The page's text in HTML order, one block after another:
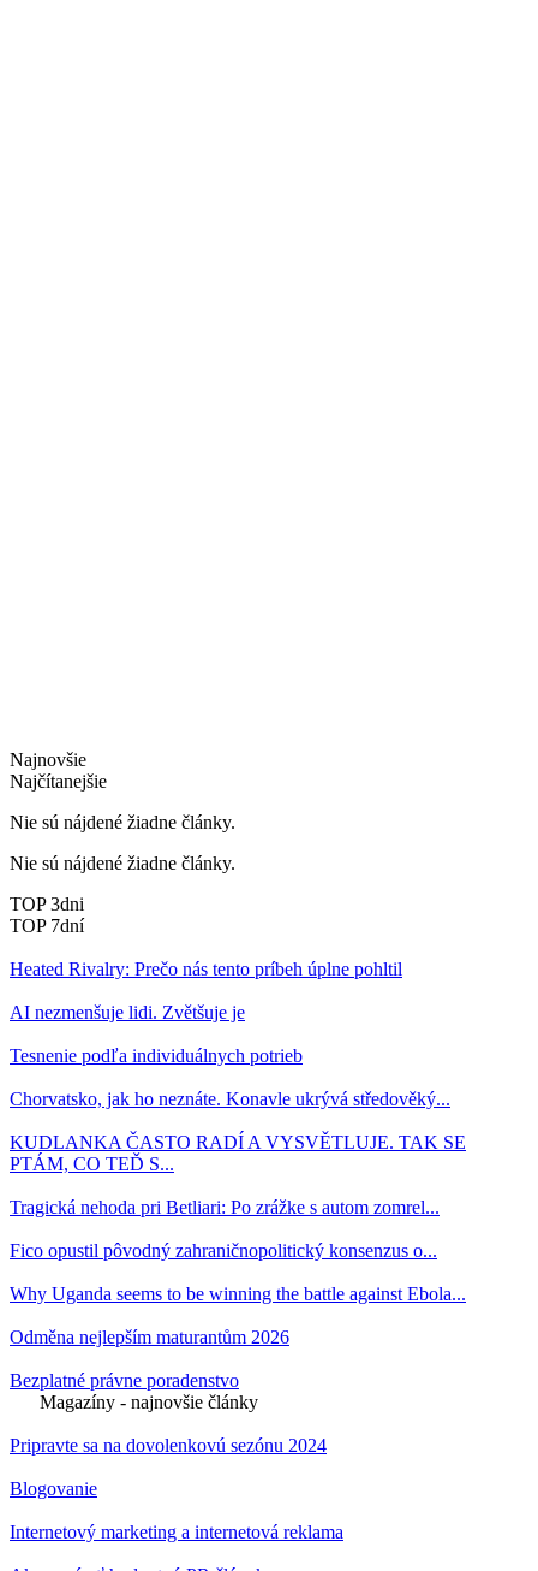
Najnovšie
Najčítanejšie
Nie sú nájdené žiadne články.
Nie sú nájdené žiadne články.
TOP 3dni
TOP 7dní
Heated Rivalry: Prečo nás tento príbeh úplne pohltil
AI nezmenšuje lidi. Zvětšuje je
Tesnenie podľa individuálnych potrieb
Chorvatsko, jak ho neznáte. Konavle ukrývá středověký...
KUDLANKA ČASTO RADÍ A VYSVĚTLUJE. TAK SE
PTÁM, CO TEĎ S...
Tragická nehoda pri Betliari: Po zrážke s autom zomrel...
Fico opustil pôvodný zahraničnopolitický konsenzus o...
Why Uganda seems to be winning the battle against Ebola...
Odměna nejlepším maturantům 2026
Bezplatné právne poradenstvo
Magazíny - najnovšie články
Pripravte sa na dovolenkovú sezónu 2024
Blogovanie
Internetový marketing a internetová reklama